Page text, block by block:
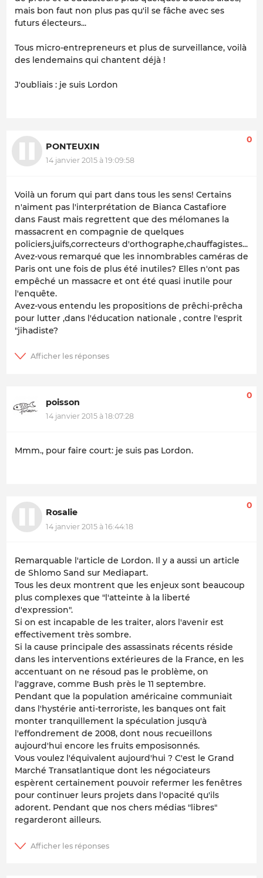
mais bon faut non plus pas qu'il se fâche avec ses
futurs électeurs...
Tous micro-entrepreneurs et plus de surveillance, voilà
des lendemains qui chantent déjà !
J'oubliais : je suis Lordon
PONTEUXIN
14 janvier 2015 à 19:09:58
0
Voilà un forum qui part dans tous les sens! Certains
n'aiment pas l'interprétation de Bianca Castafiore
dans Faust mais regrettent que des mélomanes la
massacrent en compagnie de quelques
policiers,juifs,correcteurs d'orthographe,chauffagistes...
Avez-vous remarqué que les innombrables caméras de
Paris ont une fois de plus été inutiles? Elles n'ont pas
empêché un massacre et ont été quasi inutile pour
l'enquête.
Avez-vous entendu les propositions de prêchi-prêcha
pour lutter ,dans l'éducation nationale , contre l'esprit
"jihadiste?
poisson
14 janvier 2015 à 18:07:28
0
Mmm., pour faire court: je suis pas Lordon.
Rosalie
14 janvier 2015 à 16:44:18
0
Remarquable l'article de Lordon. Il y a aussi un article
de Shlomo Sand sur Mediapart.
Tous les deux montrent que les enjeux sont beaucoup
plus complexes que "l'atteinte à la liberté
d'expression".
Si on est incapable de les traiter, alors l'avenir est
effectivement très sombre.
Si la cause principale des assassinats récents réside
dans les interventions extérieures de la France, en les
accentuant on ne résoud pas le problème, on
l'aggrave, comme Bush près le 11 septembre.
Pendant que la population américaine communiait
dans l'hystérie anti-terroriste, les banques ont fait
monter tranquillement la spéculation jusqu'à
l'effondrement de 2008, dont nous recueillons
aujourd'hui encore les fruits emposisonnés.
Vous voulez l'équivalent aujourd'hui ? C'est le Grand
Marché Transatlantique dont les négociateurs
espèrent certainement pouvoir refermer les fenêtres
pour continuer leurs projets dans l'opacité qu'ils
adorent. Pendant que nos chers médias "libres"
regarderont ailleurs.